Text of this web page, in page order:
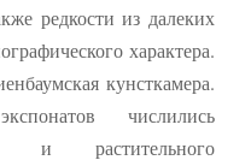
редкости из далеких
характера.
кунсткамера.
числились
и растительного